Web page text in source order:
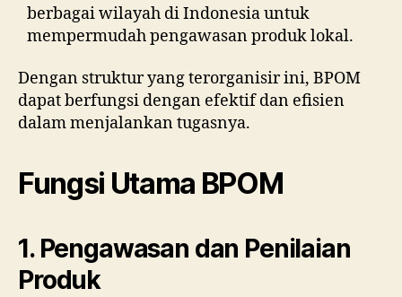
berbagai wilayah di Indonesia untuk
mempermudah pengawasan produk lokal.
Dengan struktur yang terorganisir ini, BPOM
dapat berfungsi dengan efektif dan efisien
dalam menjalankan tugasnya.
Fungsi Utama BPOM
1. Pengawasan dan Penilaian
Produk